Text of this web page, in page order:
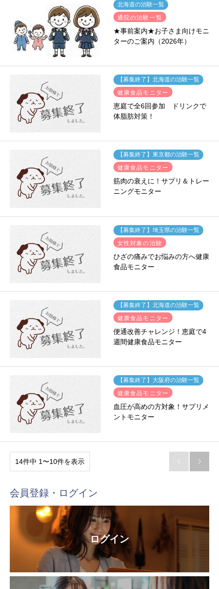
北海道の治験一覧
通院の治験一覧
★事前案内★お子さま向けモニ
ターのご案内（2026年）
【募集終了】北海道の治験一覧
健康食品モニター
恵庭で全6回参加 ドリンクで
体脂肪対策！
【募集終了】東京都の治験一覧
健康食品モニター
筋肉の衰えに！サプリ＆トレー
ニングモニター
【募集終了】埼玉県の治験一覧
女性対象の治験
ひざの痛みでお悩みの方へ健康
食品モニター
【募集終了】北海道の治験一覧
健康食品モニター
便通改善チャレンジ！恵庭で4
週間健康食品モニター
【募集終了】大阪府の治験一覧
健康食品モニター
血圧が高めの方対象！サプリメ
ントモニター
14件中 1〜10件を表示  
会員登録・ログイン
ログイン